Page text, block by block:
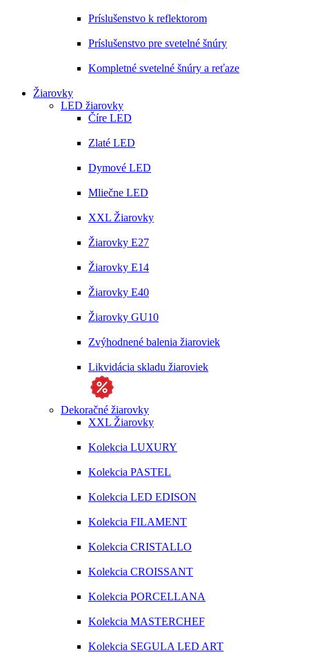
Príslušenstvo k reflektorom
Príslušenstvo pre svetelné šnúry
Kompletné svetelné šnúry a reťaze
Žiarovky
LED žiarovky
Číre LED
Zlaté LED
Dymové LED
Mliečne LED
XXL Žiarovky
Žiarovky E27
Žiarovky E14
Žiarovky E40
Žiarovky GU10
Zvýhodnené balenia žiaroviek
Likvidácia skladu žiaroviek
Dekoračné žiarovky
XXL Žiarovky
Kolekcia LUXURY
Kolekcia PASTEL
Kolekcia LED EDISON
Kolekcia FILAMENT
Kolekcia CRISTALLO
Kolekcia CROISSANT
Kolekcia PORCELLANA
Kolekcia MASTERCHEF
Kolekcia SEGULA LED ART